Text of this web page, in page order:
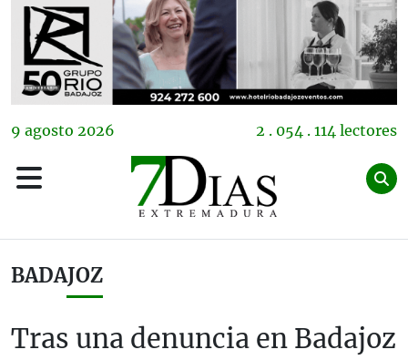
9 agosto 2026 2 . 054 . 114 lectores
BADAJOZ
Tras una denuncia en Badajoz